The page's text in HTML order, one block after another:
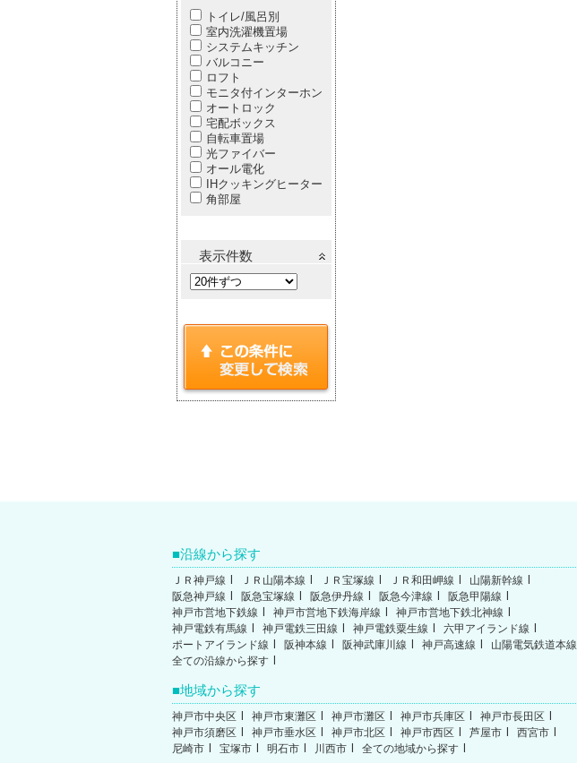
トイレ/風呂別
室内洗濯機置場
システムキッチン
バルコニー
ロフト
モニタ付インターホン
オートロック
宅配ボックス
自転車置場
光ファイバー
オール電化
IHクッキングヒーター
角部屋
表示件数
沿線から探す
ＪＲ神戸線 ＪＲ山陽本線 ＪＲ宝塚線 ＪＲ和田岬線
山陽新幹線
阪急神戸線
阪急宝塚線 阪急伊丹線 阪急今津線
阪急甲陽線
神戸市営地下鉄線
神戸市営地下鉄海岸線
神戸市営地下鉄北神線
神戸電鉄有馬線
神戸電鉄三田線 神戸電鉄粟生線
六甲アイランド線
ポートアイランド線
阪神本線 阪神武庫川線 神戸高速線
山陽電気鉄道本線
全ての沿線から探す
地域から探す
神戸市中央区 神戸市東灘区 神戸市灘区 神戸市兵庫区
神戸市長田区
神戸市須磨区
神戸市垂水区 神戸市北区 神戸市西区 芦屋市
西宮市
尼崎市
宝塚市 明石市 川西市 全ての地域から探す